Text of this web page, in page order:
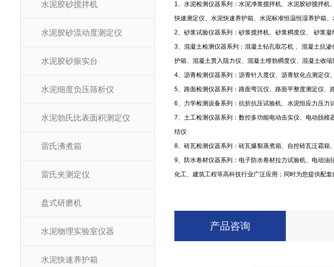
水泥胶砂搅拌机
水泥胶砂流动度测定仪
水泥胶砂振实台
水泥细度负压筛析仪
水泥勃氏比表面积测定仪
雷氏沸煮箱
雷氏夹测定仪
盘式研磨机
水泥物理实验室仪器
水泥快速养护箱
1、水泥检测仪器系列：水泥净浆搅拌机、水泥胶砂搅拌
快速测定仪、水泥快速养护箱、水泥标准恒温恒湿养护箱
2、砂浆试验仪器系列：砂浆搅拌机、砂浆稠度仪、
砂浆凝
3、混凝土检测仪器系列：混凝土钻孔取芯机 、混凝土抗渗
护箱、混凝土贯入阻力仪、混凝土维勃稠度仪、混凝土收缩
4、沥青检测仪器系列：沥青针入度仪、沥青软化点测定
5、路面检测仪器系列：路面弯沉仪、路面平整度测定仪
6、力学检测设备系列：抗折抗压试验机、水泥恒应力压
7、土工检测仪器系列：数控多功能电动击实仪、电动脱
结仪
8、砖瓦检测仪器系列：砖瓦爆裂蒸煮箱、自控砖瓦泛霜
9、防水卷材仪器系列：电子防水卷材拉力试验机、电动
化工、建筑工程等高科技行业广泛应用；同时为您提供配
产品咨询